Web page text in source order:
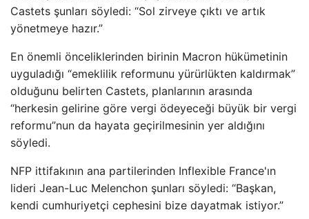
Castets şunları söyledi: “Sol zirveye çıktı ve artık
yönetmeye hazır.”
En önemli önceliklerinden birinin Macron hükümetinin
uyguladığı “emeklilik reformunu yürürlükten kaldırmak”
olduğunu belirten Castets, planlarının arasında
“herkesin gelirine göre vergi ödeyeceği büyük bir vergi
reformu”nun da hayata geçirilmesinin yer aldığını
söyledi.
NFP ittifakının ana partilerinden Inflexible France'ın
lideri Jean-Luc Melenchon şunları söyledi: “Başkan,
kendi cumhuriyetçi cephesini bize dayatmak istiyor.”